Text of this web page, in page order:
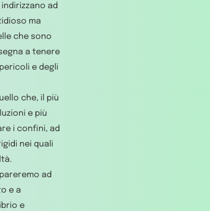
ad
ma
che sono
a tenere
e degli
che, il più
e più
i confini, ad
nei quali
ad
e a
e